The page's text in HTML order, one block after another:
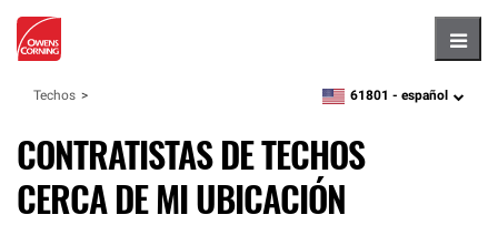
Techos zipcode, language
61801 - español
CONTRATISTAS DE TECHOS
CERCA DE MI UBICACIÓN